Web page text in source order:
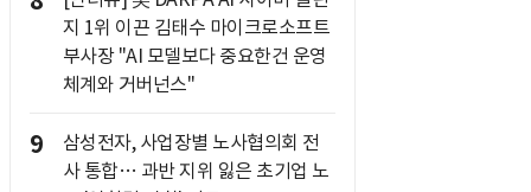
지 1위 이끈 김태수 마이크로소프트
부사장 "AI 모델보다 중요한건 운영
체계와 거버넌스"
9
삼성전자, 사업장별 노사협의회 전
사 통합… 과반 지위 잃은 초기업 노